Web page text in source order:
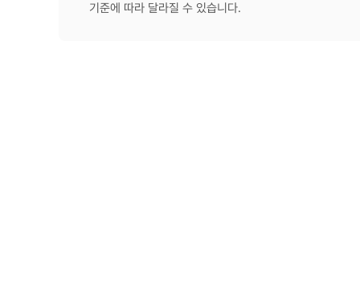
기준에 따라 달라질 수 있습니다.